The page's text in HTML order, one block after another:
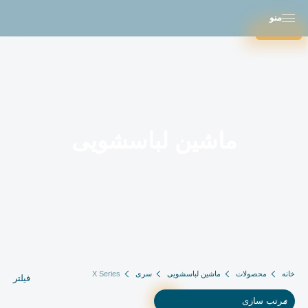
منو
بستن
خانه محصولات ماشین لباسشویی سری X Series فیلتر
مرتب سازی